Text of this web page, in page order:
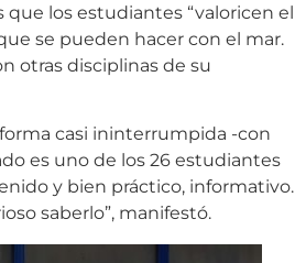
los estudiantes “valoricen el
se pueden hacer con el mar.
otras disciplinas de su
casi ininterrumpida -con
es uno de los 26 estudiantes
y bien práctico, informativo.
saberlo”, manifestó.